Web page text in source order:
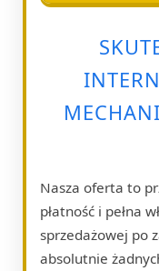
Nasza oferta to
płatność i pełna
sprzedażowej po
absolutnie